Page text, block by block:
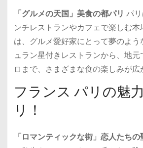
「グルメの天国」美食の都パリ パ
ンチレストランやカフェで楽しむ
は、グルメ愛好家にとって夢のよ
ュラン星付きレストランから、地元
ロまで、さまざまな食の楽しみが広
フランス パリの魅
リ！
「ロマンティックな街」恋人たちの